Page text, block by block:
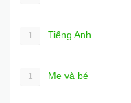
1 Tiếng Anh
1 Mẹ và bé